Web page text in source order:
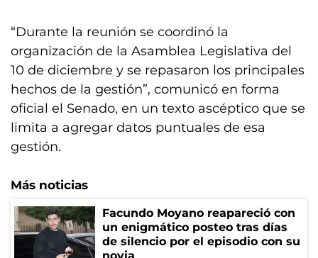
“Durante la reunión se coordinó la
organización de la Asamblea Legislativa del
10 de diciembre y se repasaron los principales
hechos de la gestión”, comunicó en forma
oficial el Senado, en un texto ascéptico que se
limita a agregar datos puntuales de esa
gestión.
Más noticias
Facundo Moyano reapareció con
un enigmático posteo tras días
de silencio por el episodio con su